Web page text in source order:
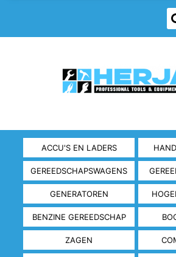
ACCU'S EN LADERS
GEREEDSCHAPSWAGENS
GENERATOREN
BENZINE GEREEDSCHAP
ZAGEN